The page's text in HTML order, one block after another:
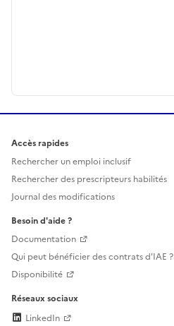
Accès rapides
Rechercher un emploi inclusif
Rechercher des prescripteurs habilités
Journal des modifications
Besoin d'aide ?
Documentation
Qui peut bénéficier des contrats d'IAE ?
Disponibilité
Réseaux sociaux
LinkedIn